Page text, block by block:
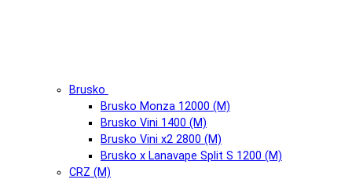
Brusko
Brusko Monza 12000 (М)
Brusko Vini 1400 (М)
Brusko Vini x2 2800 (М)
Brusko x Lanavape Split S 1200 (М)
CRZ (М)